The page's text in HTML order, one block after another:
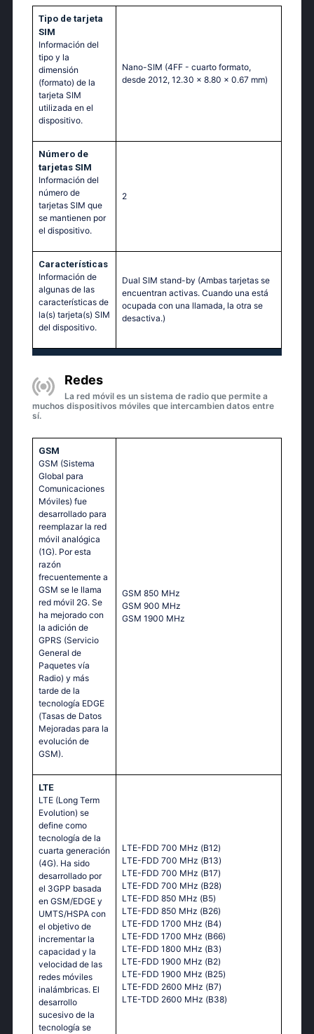
Tipo de tarjeta
SIM
Información del
tipo y la
dimensión
(formato) de la
tarjeta SIM
utilizada en el
dispositivo.
Nano-SIM (4FF - cuarto formato,
desde 2012, 12.30 x 8.80 x 0.67 mm)
Número de
tarjetas SIM
Información del
número de
tarjetas SIM que
se mantienen por
el dispositivo.
2
Características
Información de
algunas de las
características de
la(s) tarjeta(s) SIM
del dispositivo.
Dual SIM stand-by (Ambas tarjetas se
encuentran activas. Cuando una está
ocupada con una llamada, la otra se
desactiva.)
Redes
La red móvil es un sistema de radio que permite a
muchos dispositivos móviles que intercambien datos entre
sí.
GSM
GSM (Sistema
Global para
Comunicaciones
Móviles) fue
desarrollado para
reemplazar la red
móvil analógica
(1G). Por esta
razón
frecuentemente a
GSM se le llama
red móvil 2G. Se
ha mejorado con
la adición de
GPRS (Servicio
General de
Paquetes vía
Radio) y más
tarde de la
tecnología EDGE
(Tasas de Datos
Mejoradas para la
evolución de
GSM).
GSМ 850 МНz
GSМ 900 МНz
GSМ 1900 МНz
LTE
LTE (Long Term
Evolution) se
define como
tecnología de la
cuarta generación
(4G). Ha sido
desarrollado por
el 3GPP basada
en GSM/EDGE y
UMTS/HSPA con
el objetivo de
incrementar la
capacidad y la
velocidad de las
redes móviles
inalámbricas. El
desarrollo
sucesivo de la
tecnología se
LТЕ-FDD 700 МНz (В12)
LТЕ-FDD 700 МНz (В13)
LТЕ-FDD 700 МНz (В17)
LТЕ-FDD 700 МНz (В28)
LТЕ-FDD 850 МНz (В5)
LТЕ-FDD 850 МНz (В26)
LТЕ-FDD 1700 МНz (В4)
LТЕ-FDD 1700 МНz (В66)
LТЕ-FDD 1800 МНz (В3)
LТЕ-FDD 1900 МНz (В2)
LТЕ-FDD 1900 МНz (В25)
LТЕ-FDD 2600 МНz (В7)
LТЕ-ТDD 2600 МНz (В38)